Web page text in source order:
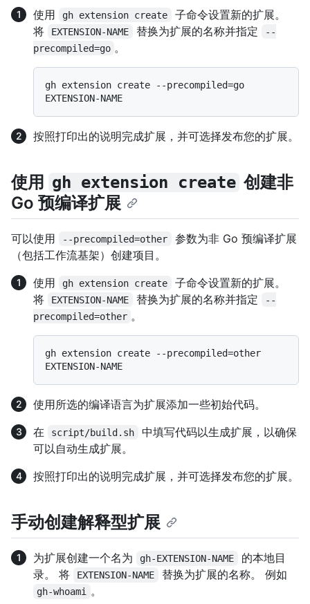
使用
gh extension create
子命令设置新的扩展。
将
EXTENSION-NAME 替换为扩展的名称并指定
--
precompiled=go 。
gh extension create --precompiled=go
按照打印出的说明完成扩展，并可选择发布您的扩展。
使用 gh extension create 创建非
Go 预编译扩展
可以使用 --precompiled=other
参数为非 Go 预编译扩展
（包括工作流基架）创建项目。
使用
gh extension create
子命令设置新的扩展。
将
EXTENSION-NAME 替换为扩展的名称并指定
--
precompiled=other 。
gh extension create --precompiled=other
使用所选的编译语言为扩展添加一些初始代码。
在
script/build.sh
中填写代码以生成扩展，以确保
可以自动生成扩展。
按照打印出的说明完成扩展，并可选择发布您的扩展。
手动创建解释型扩展
为扩展创建一个名为 gh-EXTENSION-NAME
的本地目
录。 将
EXTENSION-NAME 替换为扩展的名称。 例如
gh-whoami 。